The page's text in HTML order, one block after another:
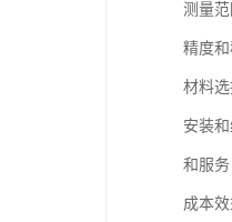
测量
精度
材料
安装
和服
成本